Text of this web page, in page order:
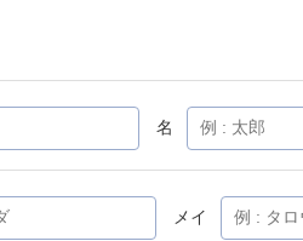
名
メイ